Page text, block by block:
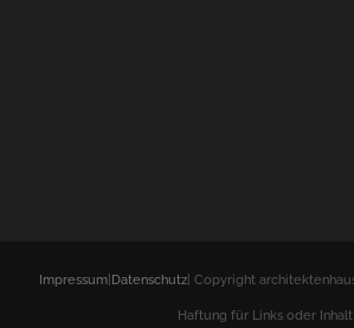
Impressum Datenschutz | Copyright
Haftung für Links oder Inhalt